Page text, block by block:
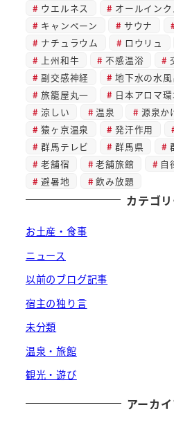
ウエルネス
オールイン
キャンペーン
サウナ
ナチュラウム
ロウリュ
上州和牛
不感温浴
副交感神経
地下水の水風
旅籠屋丸一
日本アロマ
涼しい
温泉 源泉か
猿ヶ京温泉
発汗作用
群馬テレビ
群馬県
老舗宿
老舗旅館 自
避暑地
飲み放題
カテゴ
お土産・食事
ニュース
以前のブログ記事
宿主の独り言
未分類
温泉・旅館
観光・遊び
アーカ